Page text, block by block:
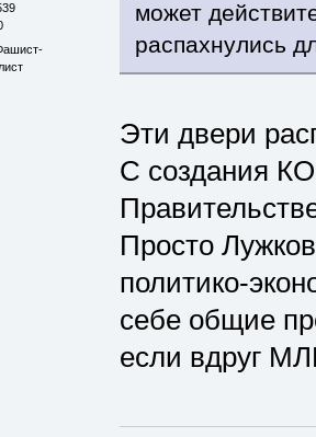
может
распахнулись
Эти двери
С создания
Просто
политико-
себе общие
если вдруг